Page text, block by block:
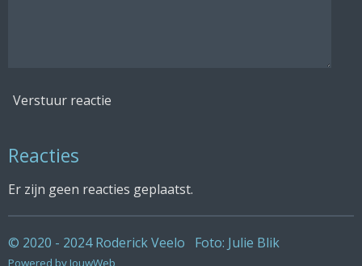
Verstuur reactie
Reacties
Er zijn geen reacties geplaatst.
© 2020 - 2024 Roderick Veelo Foto: Julie Blik
Powered by JouwWeb